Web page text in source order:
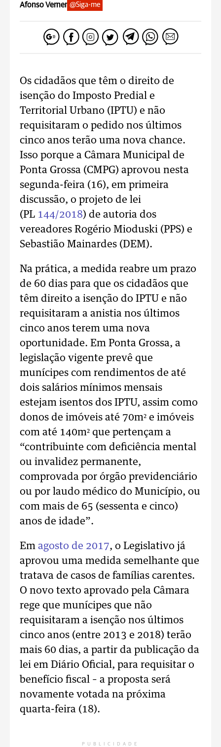
Afonso Verner @Siga-me
Os cidadãos que têm o direito de
isenção do Imposto Predial e
Territorial Urbano (IPTU) e não
requisitaram o pedido nos últimos
cinco anos terão uma nova chance.
Isso porque a Câmara Municipal de
Ponta Grossa (CMPG) aprovou nesta
segunda-feira (16), em primeira
discussão, o projeto de lei
(PL 144/2018) de autoria dos
vereadores Rogério Mioduski (PPS) e
Sebastião Mainardes (DEM).
Na prática, a medida reabre um prazo
de 60 dias para que os cidadãos que
têm direito a isenção do IPTU e não
requisitaram a anistia nos últimos
cinco anos terem uma nova
oportunidade. Em Ponta Grossa, a
legislação vigente prevê que
munícipes com rendimentos de até
dois salários mínimos mensais
estejam isentos dos IPTU, assim como
donos de imóveis até 70m² e imóveis
com até 140m² que pertençam a
“contribuinte com deficiência mental
ou invalidez permanente,
comprovada por órgão previdenciário
ou por laudo médico do Município, ou
com mais de 65 (sessenta e cinco)
anos de idade”.
Em agosto de 2017, o Legislativo já
aprovou uma medida semelhante que
tratava de casos de famílias carentes.
O novo texto aprovado pela Câmara
rege que munícipes que não
requisitaram a isenção nos últimos
cinco anos (entre 2013 e 2018) terão
mais 60 dias, a partir da publicação da
lei em Diário Oficial, para requisitar o
benefício fiscal – a proposta será
novamente votada na próxima
quarta-feira (18).
PUBLICIDADE